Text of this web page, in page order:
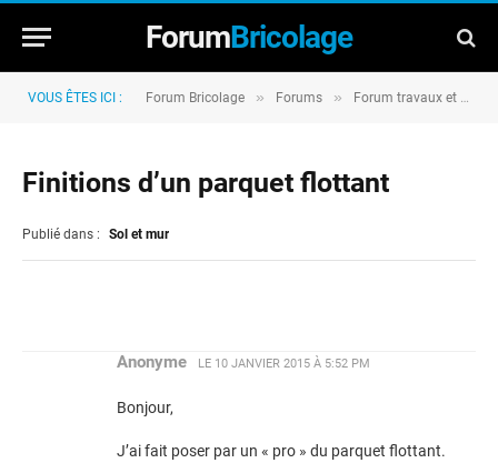
ForumBricolage
VOUS ÊTES ICI : Forum Bricolage » Forums » Forum travaux et rénovation
Finitions d’un parquet flottant
Publié dans : Sol et mur
Anonyme LE 10 JANVIER 2015 À 5:52 PM
Bonjour,
J’ai fait poser par un « pro » du parquet flottant.